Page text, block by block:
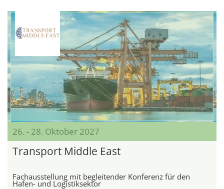
26. - 28. Oktober 2027
Transport Middle East
Fachausstellung mit begleitender Konferenz für den
Hafen- und Logistiksektor